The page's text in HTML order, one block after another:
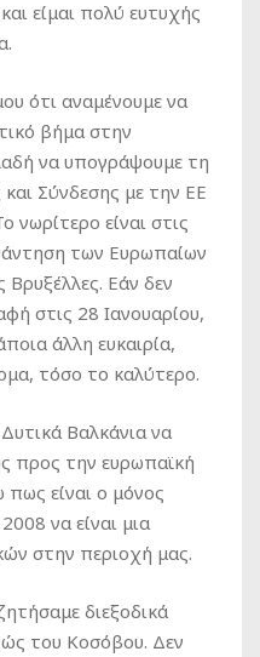
είμαι πολύ ευτυχής
ότι αναμένουμε να
βήμα στην
να υπογράψουμε τη
Σύνδεσης με την ΕΕ
νωρίτερο είναι στις
των Ευρωπαίων
Εάν δεν
στις 28 Ιανουαρίου,
άλλη ευκαιρία,
τόσο το καλύτερο.
Βαλκάνια να
προς την ευρωπαϊκή
είναι ο μόνος
να είναι μια
στην περιοχή μας.
διεξοδικά
του Κοσόβου. Δεν